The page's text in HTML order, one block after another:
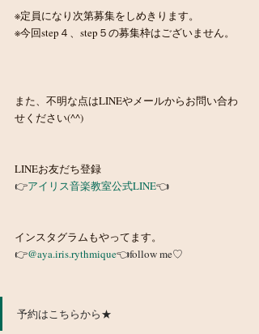
※定員になり次第募集をしめきります。
※今回step４、step５の募集枠はございません。
また、不明な点はLINEやメールからお問い合わ
せください(^^)
LINEお友だち登録
👉アイリス音楽教室公式LINE👈
インスタグラムもやってます。
👉@aya.iris.rythmique👈follow me♡﻿
予約はこちらから★